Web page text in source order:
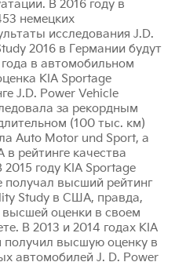
В 2016 году в
немецких
исследования J.D.
2016 в Германии будут
в автомобильном
KIA Sportage
J.D. Power Vehicle
за рекордным
(100 тыс. км)
Auto Motor und Sport, а
рейтинге качества
году KIA Sportage
высший рейтинг
Study в США, правда,
высшей оценки в своем
В 2013 и 2014 годах KIA
получил высшую оценку в
автомобилей J. D. Power